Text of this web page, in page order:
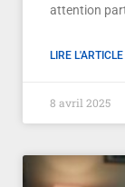
attention
LIRE
8 avril 2025